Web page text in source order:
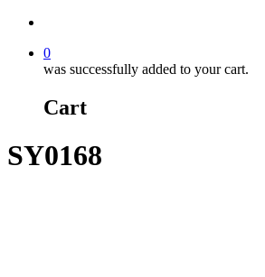
0
was successfully added to your cart.
Cart
SY0168